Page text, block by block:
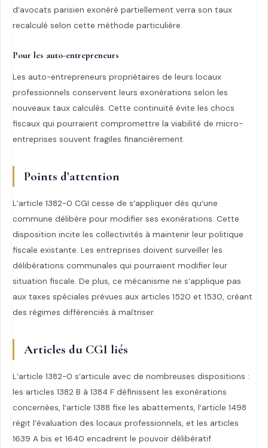
d’avocats parisien exonéré partiellement verra son taux
recalculé selon cette méthode particulière.
Pour les auto-entrepreneurs
Les auto-entrepreneurs propriétaires de leurs locaux
professionnels conservent leurs exonérations selon les
nouveaux taux calculés. Cette continuité évite les chocs
fiscaux qui pourraient compromettre la viabilité de micro-
entreprises souvent fragiles financièrement.
Points d’attention
L’article 1382-0 CGI cesse de s’appliquer dès qu’une
commune délibère pour modifier ses exonérations. Cette
disposition incite les collectivités à maintenir leur politique
fiscale existante. Les entreprises doivent surveiller les
délibérations communales qui pourraient modifier leur
situation fiscale. De plus, ce mécanisme ne s’applique pas
aux taxes spéciales prévues aux articles 1520 et 1530, créant
des régimes différenciés à maîtriser.
Articles du CGI liés
L’article 1382-0 s’articule avec de nombreuses dispositions :
les articles 1382 B à 1384 F définissent les exonérations
concernées, l’article 1388 fixe les abattements, l’article 1498
régit l’évaluation des locaux professionnels, et les articles
1639 A bis et 1640 encadrent le pouvoir délibératif